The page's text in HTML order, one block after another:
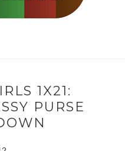
1X21:
PURSE